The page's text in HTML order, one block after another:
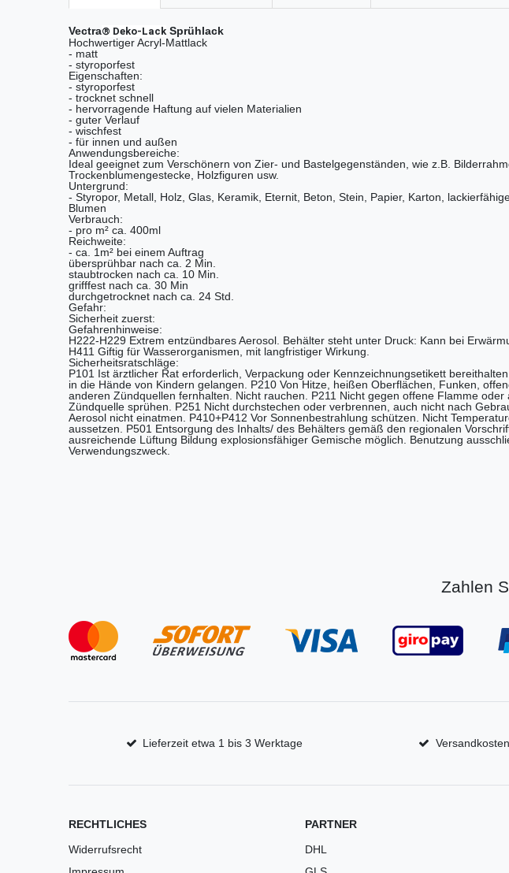
Vectra® Deko-Lack Sprühlack
Hochwertiger Acryl-Mattlack
- matt
- styroporfest
Eigenschaften:
- styroporfest
- trocknet schnell
- hervorragende Haftung auf vielen Materialien
- guter Verlauf
- wischfest
- für innen und außen
Anwendungsbereiche:
Ideal geeignet zum Verschönern von Zier- und Bastelgegenständen, wie z.B.
Trockenblumengestecke, Holzfiguren usw.
Untergrund:
- Styropor, Metall, Holz, Glas, Keramik, Eternit, Beton, Stein, Papier, Karton,
Blumen
Verbrauch:
- pro m² ca. 400ml
Reichweite:
- ca. 1m² bei einem Auftrag
übersprühbar nach ca. 2 Min.
staubtrocken nach ca. 10 Min.
grifffest nach ca. 30 Min
durchgetrocknet nach ca. 24 Std.
Gefahr:
Sicherheit zuerst:
Gefahrenhinweise:
H222-H229 Extrem entzündbares Aerosol. Behälter steht unter Druck: Kann bei
H411 Giftig für Wasserorganismen, mit langfristiger Wirkung.
Sicherheitsratschläge:
P101 Ist ärztlicher Rat erforderlich, Verpackung oder Kennzeichnungsetikett
in die Hände von Kindern gelangen. P210 Von Hitze, heißen Oberflächen, Funken,
anderen Zündquellen fernhalten. Nicht rauchen. P211 Nicht gegen offene Flamme oder
Zündquelle sprühen. P251 Nicht durchstechen oder verbrennen, auch nicht nach
Aerosol nicht einatmen. P410+P412 Vor Sonnenbestrahlung schützen. Nicht
aussetzen. P501 Entsorgung des Inhalts/ des Behälters gemäß den regionalen
ausreichende Lüftung Bildung explosionsfähiger Gemische möglich. Benutzung
Verwendungszweck.
Zahlen
Lieferzeit etwa 1 bis 3 Werktage
RECHTLICHES
Widerrufsrecht
PARTNER
DHL